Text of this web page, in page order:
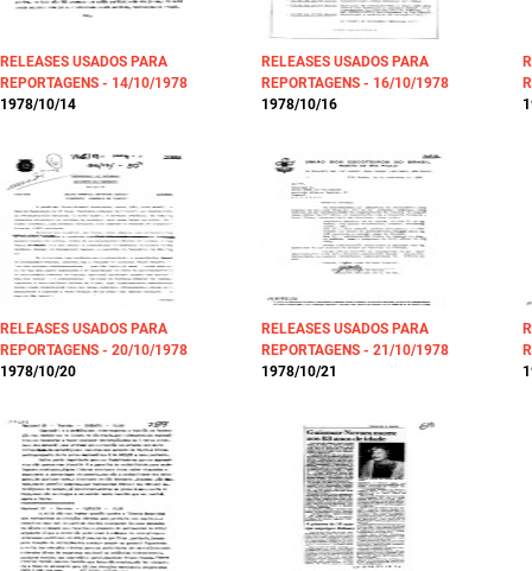
RELEASES USADOS PARA
REPORTAGENS - 14/10/1978
1978/10/14
RELEASES USADOS PARA
REPORTAGENS - 16/10/1978
1978/10/16
RELEASES USADOS PARA
REPORTAGENS - 20/10/1978
1978/10/20
RELEASES USADOS PARA
REPORTAGENS - 21/10/1978
1978/10/21